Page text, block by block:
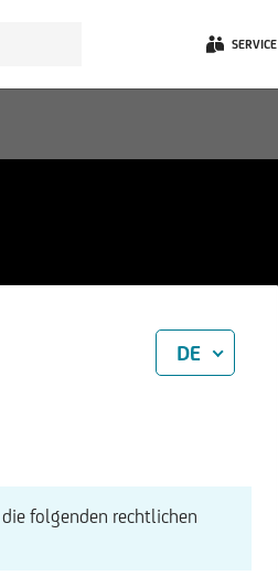
SERVICE
DE
folgenden rechtlichen